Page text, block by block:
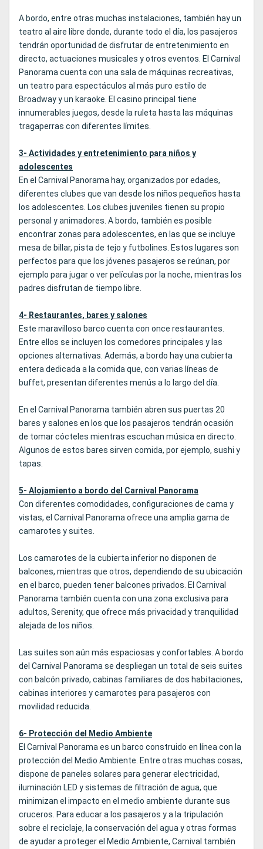
A bordo, entre otras muchas instalaciones, también hay un
teatro al aire libre donde, durante todo el día, los pasajeros
tendrán oportunidad de disfrutar de entretenimiento en
directo, actuaciones musicales y otros eventos. El Carnival
Panorama cuenta con una sala de máquinas recreativas,
un teatro para espectáculos al más puro estilo de
Broadway y un karaoke. El casino principal tiene
innumerables juegos, desde la ruleta hasta las máquinas
tragaperras con diferentes límites.
3- Actividades y entretenimiento para niños y
adolescentes
En el Carnival Panorama hay, organizados por edades,
diferentes clubes que van desde los niños pequeños hasta
los adolescentes. Los clubes juveniles tienen su propio
personal y animadores. A bordo, también es posible
encontrar zonas para adolescentes, en las que se incluye
mesa de billar, pista de tejo y futbolines. Estos lugares son
perfectos para que los jóvenes pasajeros se reúnan, por
ejemplo para jugar o ver películas por la noche, mientras los
padres disfrutan de tiempo libre.
4- Restaurantes, bares y salones
Este maravilloso barco cuenta con once restaurantes.
Entre ellos se incluyen los comedores principales y las
opciones alternativas. Además, a bordo hay una cubierta
entera dedicada a la comida que, con varias líneas de
buffet, presentan diferentes menús a lo largo del día.
En el Carnival Panorama también abren sus puertas 20
bares y salones en los que los pasajeros tendrán ocasión
de tomar cócteles mientras escuchan música en directo.
Algunos de estos bares sirven comida, por ejemplo, sushi y
tapas.
5- Alojamiento a bordo del Carnival Panorama
Con diferentes comodidades, configuraciones de cama y
vistas, el Carnival Panorama ofrece una amplia gama de
camarotes y suites.
Los camarotes de la cubierta inferior no disponen de
balcones, mientras que otros, dependiendo de su ubicación
en el barco, pueden tener balcones privados. El Carnival
Panorama también cuenta con una zona exclusiva para
adultos, Serenity, que ofrece más privacidad y tranquilidad
alejada de los niños.
Las suites son aún más espaciosas y confortables. A bordo
del Carnival Panorama se despliegan un total de seis suites
con balcón privado, cabinas familiares de dos habitaciones,
cabinas interiores y camarotes para pasajeros con
movilidad reducida.
6- Protección del Medio Ambiente
El Carnival Panorama es un barco construido en línea con la
protección del Medio Ambiente. Entre otras muchas cosas,
dispone de paneles solares para generar electricidad,
iluminación LED y sistemas de filtración de agua, que
minimizan el impacto en el medio ambiente durante sus
cruceros. Para educar a los pasajeros y a la tripulación
sobre el reciclaje, la conservación del agua y otras formas
de ayudar a proteger el Medio Ambiente, Carnival también